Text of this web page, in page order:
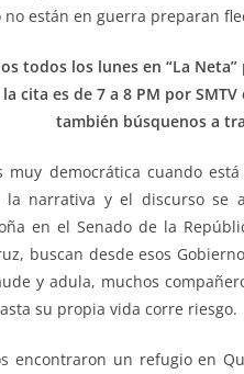
no están en guerra preparan
todos los lunes en “La
cita es de 7 a 8 PM por
también búsquenos a
muy democrática cuando
la narrativa y el discurso se
en el Senado de la
buscan desde esos
y adula, muchos
su propia vida corre riesgo.
encontraron un refugio en